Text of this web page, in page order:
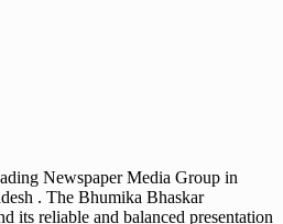
Newspaper Media Group in
. The Bhumika Bhaskar
its reliable and balanced presentation